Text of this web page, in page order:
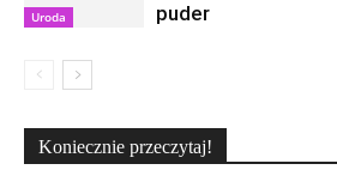
Uroda
puder
Koniecznie przeczytaj!